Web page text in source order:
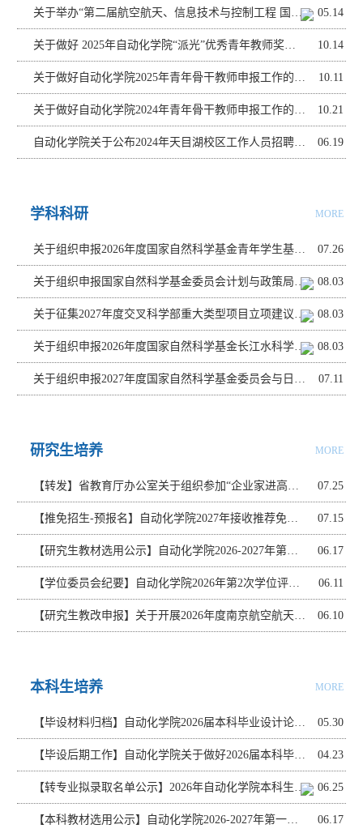
关于举办“第二届航空航天、信息技术与控制工程 国际学术会议（AITCE 2026）”的通知 05.14
10.14
10.11
10.21
06.19
学科科研 MORE
07.26
关于组织申报国家自然科学基金委员会计划与政策局2026年度专项项目（科技活动项目）等项目的通知 08.03
关于征集2027年度交叉科学部重大类型项目立项建议的通告 08.03
关于组织申报2026年度国家自然科学基金长江水科学研究联合基金等项目的通知 08.03
07.11
研究生培养 MORE
07.25
07.15
06.17
06.11
06.10
本科生培养 MORE
05.30
04.23
【转专业拟录取名单公示】2026年自动化学院本科生常规类型转专业入选名单公示 06.25
06.17